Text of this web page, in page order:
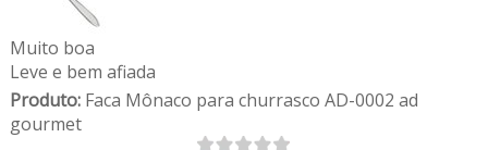
Muito boa
Leve e bem afiada
Produto:Faca Mônaco para churrasco AD-0002 ad
gourmet